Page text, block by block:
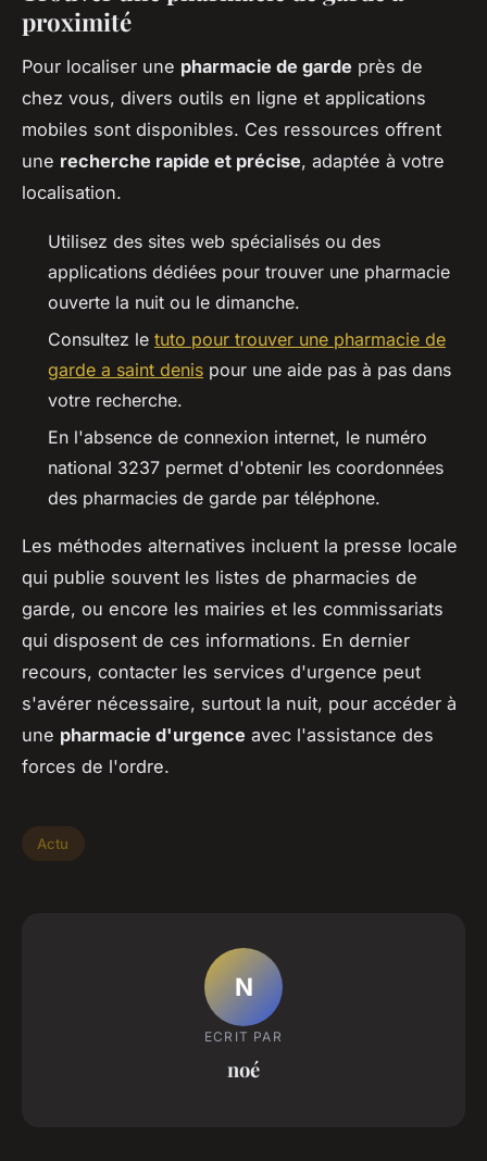
proximité
Pour localiser une pharmacie de garde près de
chez vous, divers outils en ligne et applications
mobiles sont disponibles. Ces ressources offrent
une recherche rapide et précise, adaptée à votre
localisation.
Utilisez des sites web spécialisés ou des
applications dédiées pour trouver une pharmacie
ouverte la nuit ou le dimanche.
Consultez le tuto pour trouver une pharmacie de
garde a saint denis pour une aide pas à pas dans
votre recherche.
En l'absence de connexion internet, le numéro
national 3237 permet d'obtenir les coordonnées
des pharmacies de garde par téléphone.
Les méthodes alternatives incluent la presse locale
qui publie souvent les listes de pharmacies de
garde, ou encore les mairies et les commissariats
qui disposent de ces informations. En dernier
recours, contacter les services d'urgence peut
s'avérer nécessaire, surtout la nuit, pour accéder à
une pharmacie d'urgence avec l'assistance des
forces de l'ordre.
Actu
N
ECRIT PAR
noé